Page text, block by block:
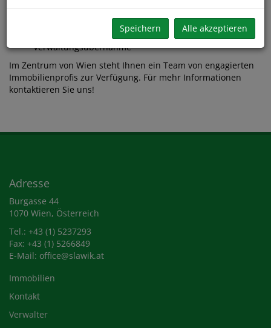
informieren Sie als Eigentümer kontinuierlich
bieten ein übersichtliches Abrechnungsprogramm
erteilen kostenlose Auskünfte auch vor
Verwaltungsübernahme
Im Zentrum von Wien steht Ihnen ein Team von engagierten
Immobilienprofis zur Verfügung. Für mehr Informationen
kontaktieren Sie uns!
Adresse
Burgasse 44
1070 Wien, Österreich
Tel.: +43 (1) 5237293
Fax: +43 (1) 5266849
E-Mail: office@slawik.at
Immobilien
Kontakt
Verwalter
Speichern Alle akzeptieren